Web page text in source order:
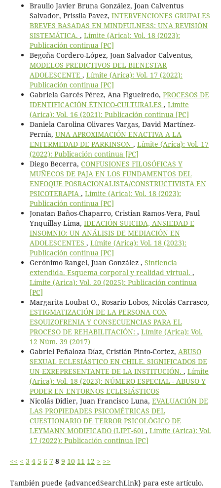
Braulio Javier Bruna González, Joan Calventus
Salvador, Prissila Pavez, INTERVENCIONES GRUPALES
BREVES BASADAS EN MINDFULNESS: UNA REVISIÓN
SISTEMÁTICA. , Límite (Arica): Vol. 18 (2023):
Publicación continua [PC]
Begoña Cordero-López, Joan Salvador Calventus,
MODELOS PREDICTIVOS DEL BIENESTAR
ADOLESCENTE , Límite (Arica): Vol. 17 (2022):
Publicación continua [PC]
Gabriela Garcés Pérez, Ana Figueiredo, PROCESOS DE
IDENTIFICACIÓN ÉTNICO-CULTURALES , Límite
(Arica): Vol. 16 (2021): Publicación continua [PC]
Daniela Carolina Olivares Vargas, David Martínez-
Pernía, UNA APROXIMACIÓN ENACTIVA A LA
ENFERMEDAD DE PARKINSON , Límite (Arica): Vol. 17
(2022): Publicación continua [PC]
Diego Becerra, CONFUSIONES FILOSÓFICAS Y
MUÑECOS DE PAJA EN LOS FUNDAMENTOS DEL
ENFOQUE POSRACIONALISTA/CONSTRUCTIVISTA EN
PSICOTERAPIA , Límite (Arica): Vol. 18 (2023):
Publicación continua [PC]
Jonatan Baños-Chaparro, Cristian Ramos-Vera, Paul
Ynquillay-Lima, IDEACIÓN SUICIDA, ANSIEDAD E
INSOMNIO: UN ANÁLISIS DE MEDIACIÓN EN
ADOLESCENTES , Límite (Arica): Vol. 18 (2023):
Publicación continua [PC]
Gerónimo Rangel, Juan González , Sintiencia
extendida. Esquema corporal y realidad virtual. ,
Límite (Arica): Vol. 20 (2025): Publicación continua
[PC]
Margarita Loubat O., Rosario Lobos, Nicolás Carrasco,
ESTIGMATIZACIÓN DE LA PERSONA CON
ESQUIZOFRENIA Y CONSECUENCIAS PARA EL
PROCESO DE REHABILITACIÓN: , Límite (Arica): Vol.
12 Núm. 39 (2017)
Gabriel Peñaloza Díaz, Cristián Pinto-Cortez, ABUSO
SEXUAL ECLESIÁSTICO EN CHILE. SIGNIFICADOS DE
UN EXREPRESENTANTE DE LA INSTITUCIÓN. , Límite
(Arica): Vol. 18 (2023): NÚMERO ESPECIAL - ABUSO Y
PODER EN ENTORNOS ECLESIÁSTICOS
Nicolás Didier, Juan Francisco Luna, EVALUACIÓN DE
LAS PROPIEDADES PSICOMÉTRICAS DEL
CUESTIONARIO DE TERROR PSICOLÓGICO DE
LEYMANN MODIFICADO (LIPT-60) , Límite (Arica): Vol.
17 (2022): Publicación continua [PC]
<< < 3 4 5 6 7 8 9 10 11 12 > >>
También puede {advancedSearchLink} para este artículo.